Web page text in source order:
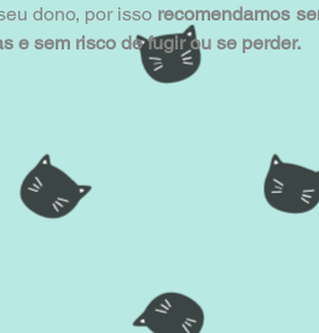
dono, por isso recomendamos
e sem risco de fugir ou se perder.